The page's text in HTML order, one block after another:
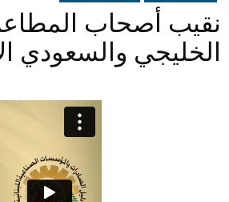
نقيب أصحاب
الخليجي والسعودي